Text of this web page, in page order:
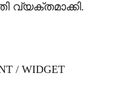
വ്യക്തമാക്കി.
/ WIDGET